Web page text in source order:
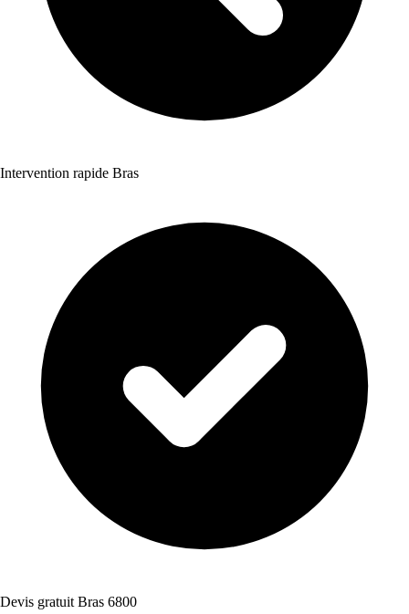
Intervention rapide Bras
Devis gratuit Bras 6800